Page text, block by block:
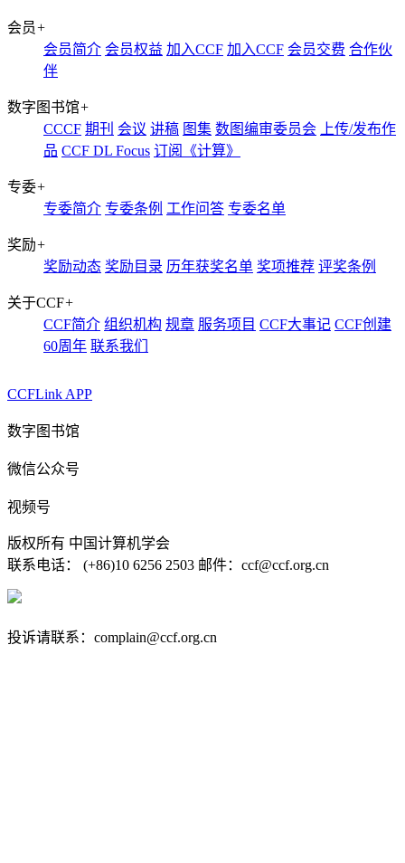
会员+
会员简介 会员权益 加入CCF 加入CCF 会员交费 合作伙
伴
数字图书馆+
CCCF 期刊 会议 讲稿 图集 数图编审委员会
上传/发布作
品 CCF DL Focus 订阅《计算》
专委+
专委简介 专委条例 工作问答 专委名单
奖励+
奖励动态 奖励目录 历年获奖名单 奖项推荐 评奖条例
关于CCF+
CCF简介 组织机构 规章 服务项目 CCF大事记 CCF创建
60周年 联系我们
CCFLink APP
数字图书馆
微信公众号
视频号
版权所有 中国计算机学会
联系电话： (+86)10 6256 2503 邮件：ccf@ccf.org.cn
投诉请联系：complain@ccf.org.cn